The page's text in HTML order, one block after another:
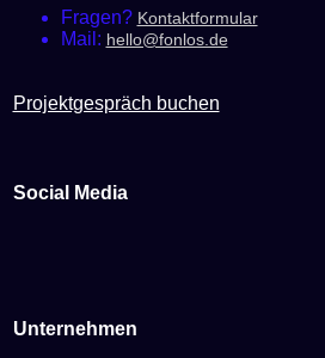
Fragen? Kontaktformular
Mail: hello@fonlos.de
Projektgespräch buchen
Social Media
Unternehmen